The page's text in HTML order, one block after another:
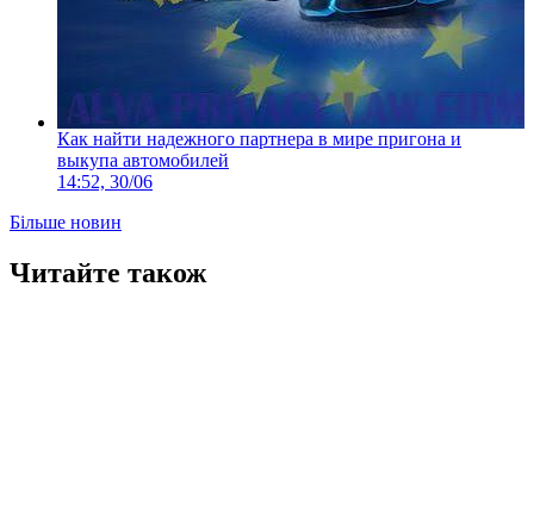
Как найти надежного партнера в мире пригона и
выкупа автомобилей
14:52, 30/06
Більше новин
Читайте також